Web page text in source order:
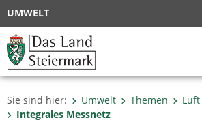
UMWELT
Sie sind hier: Umwelt Themen Luft
Integrales Messnetz